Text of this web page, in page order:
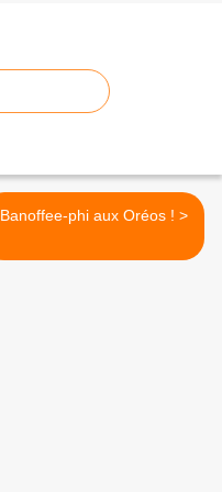
Banoffee-phi aux Oréos ! >